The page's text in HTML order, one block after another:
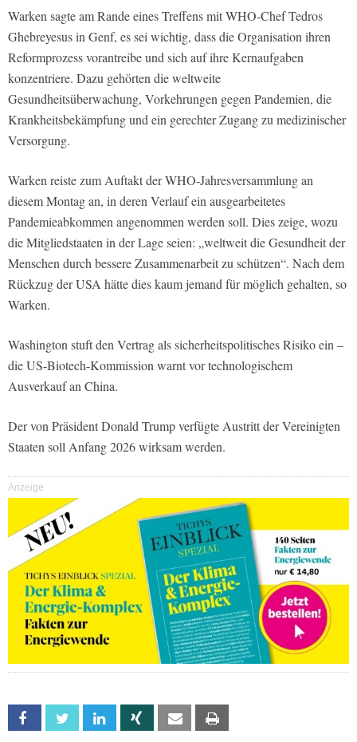
Warken sagte am Rande eines Treffens mit WHO-Chef Tedros
Ghebreyesus in Genf, es sei wichtig, dass die Organisation ihren
Reformprozess vorantreibe und sich auf ihre Kernaufgaben
konzentriere. Dazu gehörten die weltweite
Gesundheitsüberwachung, Vorkehrungen gegen Pandemien, die
Krankheitsbekämpfung und ein gerechter Zugang zu medizinischer
Versorgung.
Warken reiste zum Auftakt der WHO-Jahresversammlung an
diesem Montag an, in deren Verlauf ein ausgearbeitetes
Pandemieabkommen angenommen werden soll. Dies zeige, wozu
die Mitgliedstaaten in der Lage seien: „weltweit die Gesundheit der
Menschen durch bessere Zusammenarbeit zu schützen“. Nach dem
Rückzug der USA hätte dies kaum jemand für möglich gehalten, so
Warken.
Washington stuft den Vertrag als sicherheitspolitisches Risiko ein –
die US-Biotech-Kommission warnt vor technologischem
Ausverkauf an China.
Der von Präsident Donald Trump verfügte Austritt der Vereinigten
Staaten soll Anfang 2026 wirksam werden.
Anzeige
Facebook Twitter Linkedin Xing Email